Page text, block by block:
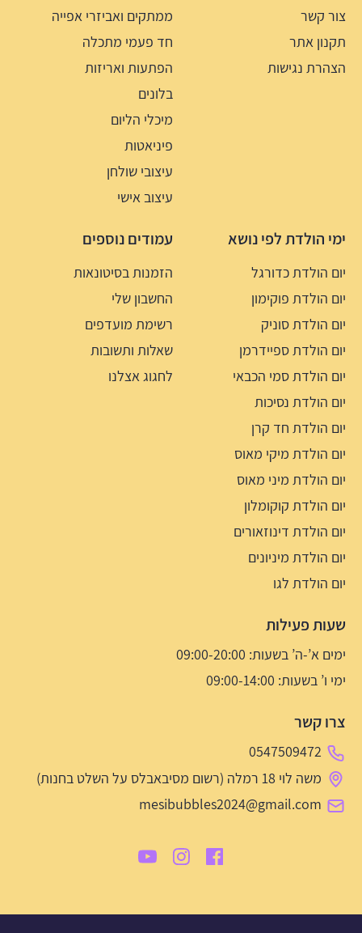
צור קשר
תקנון אתר
הצהרת נגישות
ממתקים ואביזרי אפייה
חד פעמי מתכלה
הפתעות ואריזות
בלונים
מיכלי הליום
פיניאטות
עיצובי שולחן
עיצוב אישי
ימי הולדת לפי נושא
יום הולדת כדורגל
יום הולדת פוקימון
יום הולדת סוניק
יום הולדת ספיידרמן
יום הולדת סמי הכבאי
יום הולדת נסיכות
יום הולדת חד קרן
יום הולדת מיקי מאוס
יום הולדת מיני מאוס
יום הולדת קוקומלון
יום הולדת דינוזאורים
יום הולדת מיניונים
יום הולדת לגו
עמודים נוספים
הזמנות בסיטונאות
החשבון שלי
רשימת מועדפים
שאלות ותשובות
לחגוג אצלנו
שעות פעילות
ימים א’-ה’ בשעות: 09:00-20:00
ימי ו’ בשעות: 09:00-14:00
צרו קשר
0547509472
משה לוי 18 רמלה (רשום מסיבאבלס על השלט בחנות)
mesibubbles2024@gmail.com